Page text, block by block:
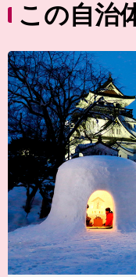
この自治